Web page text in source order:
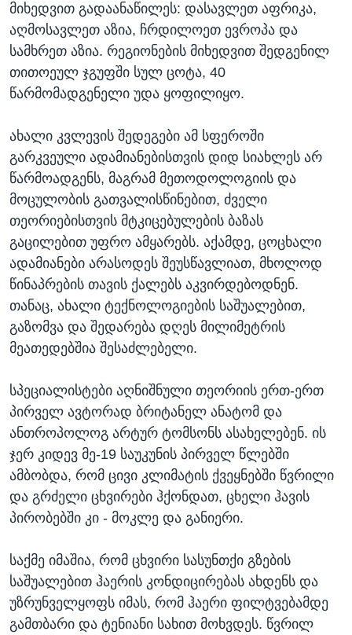
მიხედვით გადაანაწილეს: დასავლეთ აფრიკა,
აღმოსავლეთ აზია, ჩრდილოეთ ევროპა და
სამხრეთ აზია. რეგიონების მიხედვით შედგენილ
თითოეულ ჯგუფში სულ ცოტა, 40
წარმომადგენელი უდა ყოფილიყო.
ახალი კვლევის შედეგები ამ სფეროში
გარკვეული ადამიანებისთვის დიდ სიახლეს არ
წარმოადგენს, მაგრამ მეთოდოლოგიის და
მოცულობის გათვალისწინებით, ძველი
თეორიებისთვის მტკიცებულების ბაზას
გაცილებით უფრო ამყარებს. აქამდე, ცოცხალი
ადამიანები არასოდეს შეუსწავლიათ, მხოლოდ
წინაპრების თავის ქალებს აკვირდებოდნენ.
თანაც, ახალი ტექნოლოგიების საშუალებით,
გაზომვა და შედარება დღეს მილიმეტრის
მეათედებშია შესაძლებელი.
სპეციალისტები აღნიშნული თეორიის ერთ-ერთ
პირველ ავტორად ბრიტანელ ანატომ და
ანთროპოლოგ არტურ ტომსონს ასახელებენ. ის
ჯერ კიდევ მე-19 საუკუნის პირველ წლებში
ამბობდა, რომ ცივი კლიმატის ქვეყნებში წვრილი
და გრძელი ცხვირები ჰქონდათ, ცხელი ჰავის
პირობებში კი - მოკლე და განიერი.
საქმე იმაშია, რომ ცხვირი სასუნთქი გზების
საშუალებით ჰაერის კონდიცირებას ახდენს და
უზრუნველყოფს იმას, რომ ჰაერი ფილტვებამდე
გამთბარი და ტენიანი სახით მოხვდეს. წვრილ